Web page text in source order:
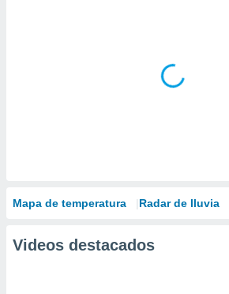
Mapa de temperatura Radar de lluvia
Videos destacados